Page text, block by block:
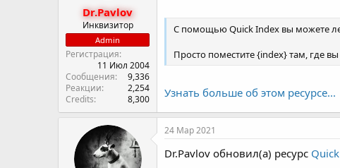
Dr.Pavlov
Инквизитор
Admin
Регистрация
11 Июл 2004
Сообщения
9,336
Реакции
2,254
Credits
8,300
С помощью Quick Index вы можете
Просто поместите {index} там, где
Узнать больше об этом ресурсе...
24 Мар 2021
Dr.Pavlov обновил(а) ресурс